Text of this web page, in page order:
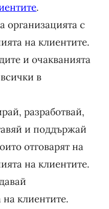
.
организацията с
на клиентите.
и очакванията
в
разработвай,
и поддържай
отговарят на
на клиентите.
на клиентите.